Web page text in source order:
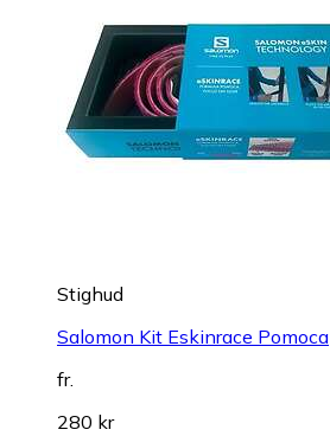
Stighud
Salomon Kit Eskinrace Pomoca
fr.
280 kr